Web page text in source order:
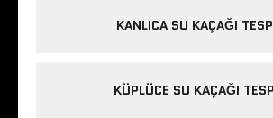
KANLICA SU KAÇAĞI
KÜPLÜCE SU KAÇAĞI